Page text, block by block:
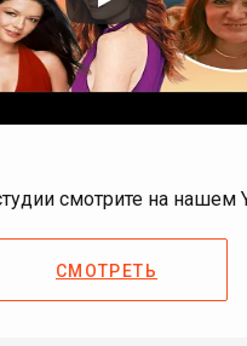
смотрите на нашем
СМОТРЕТЬ